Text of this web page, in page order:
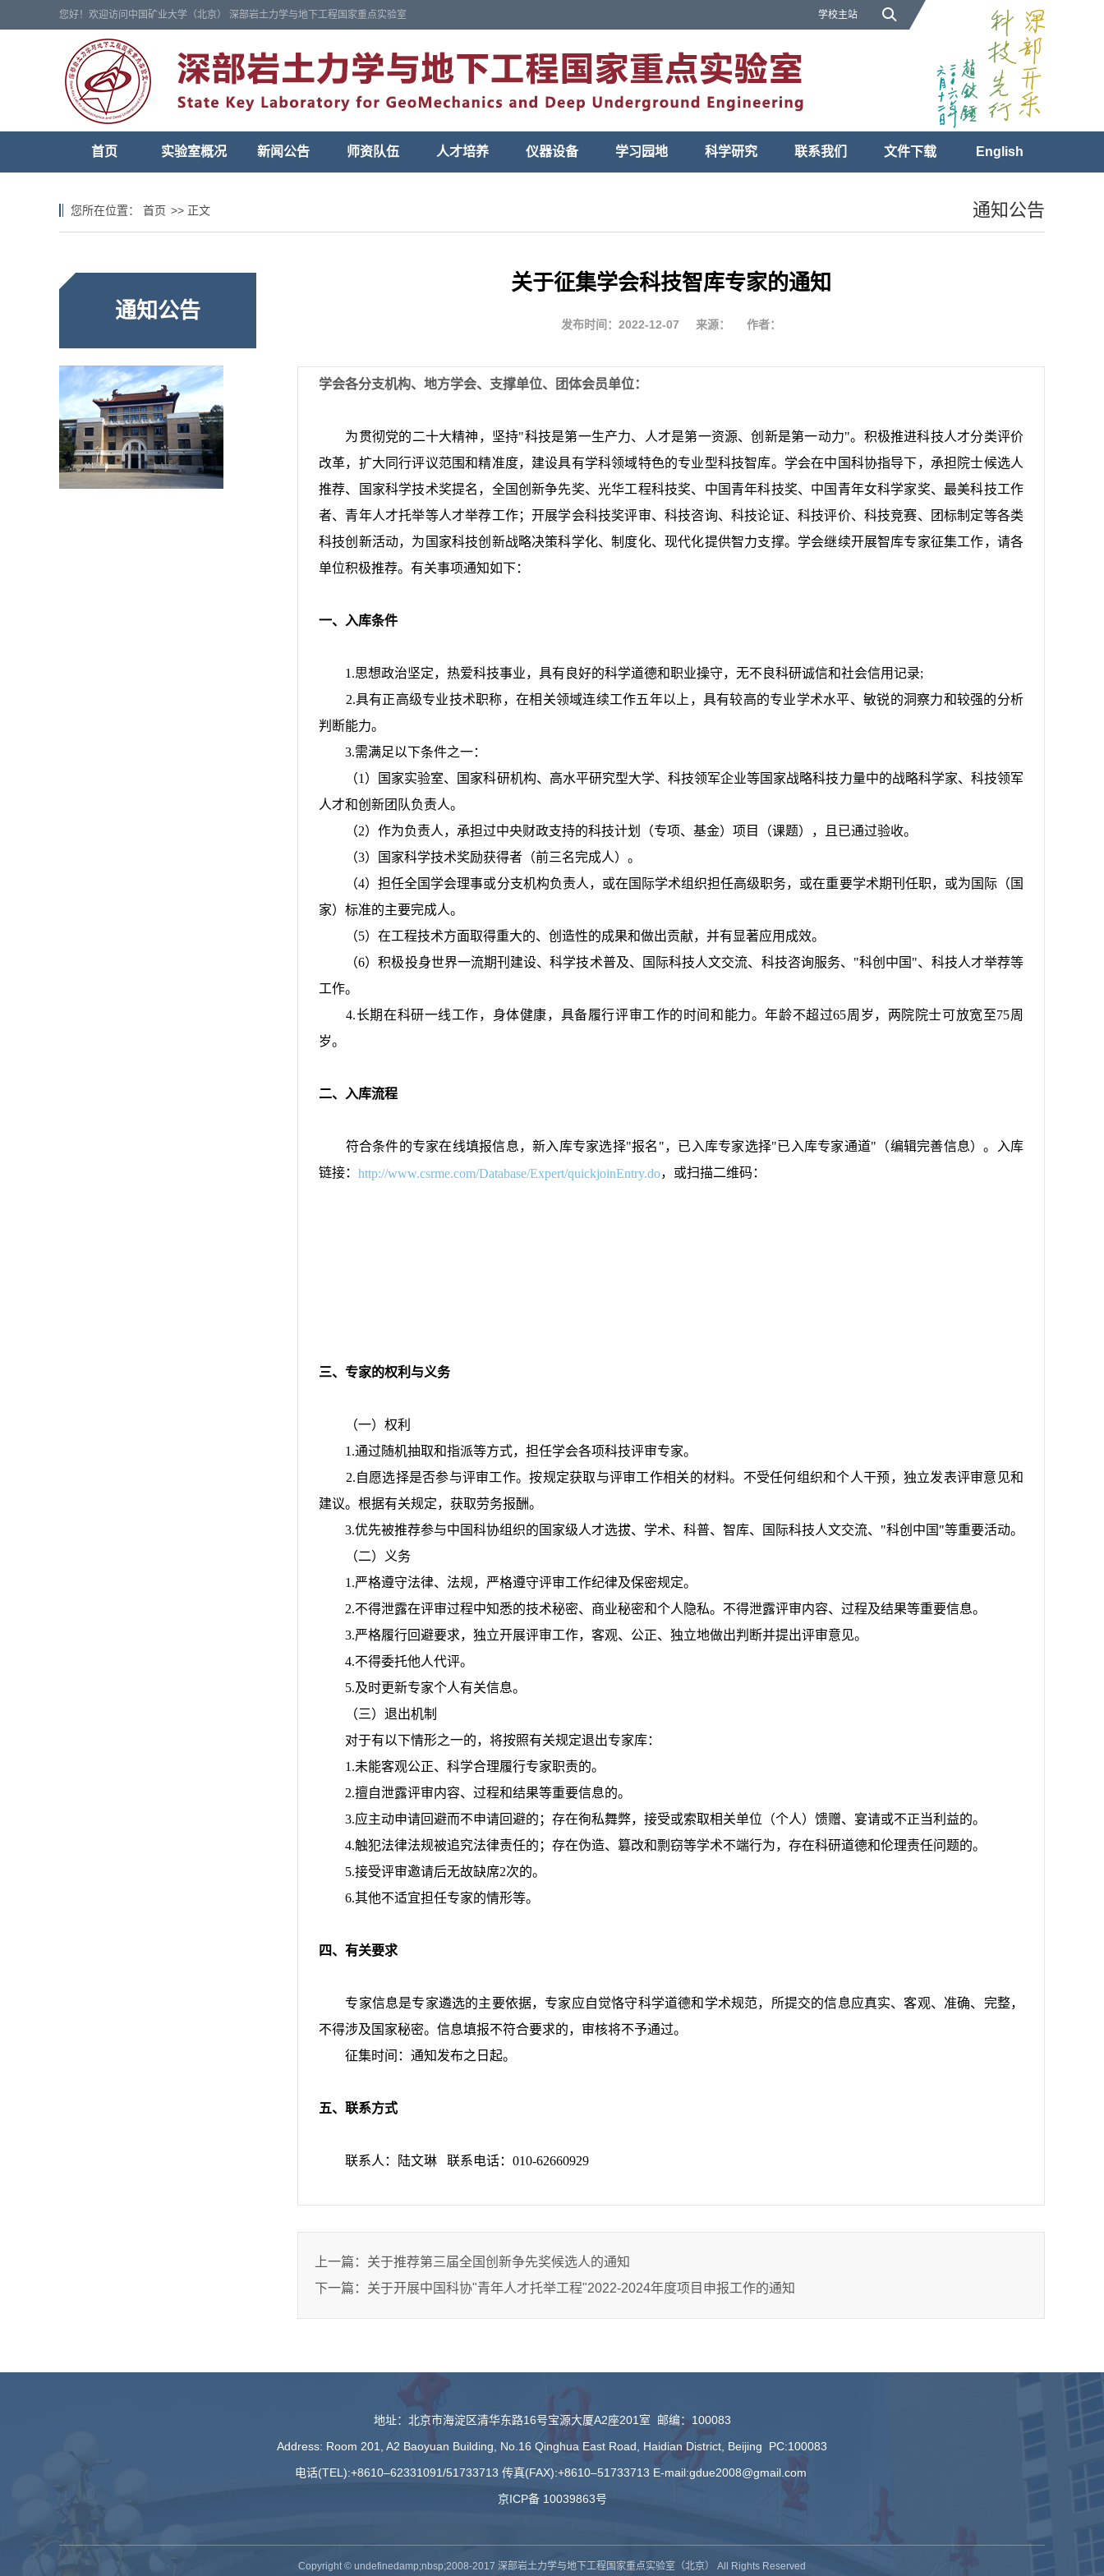
您好！欢迎访问中国矿业大学（北京） 深部岩土力学与地下工程国家重点实验室 学校主站
首页 实验室概况 新闻公告 师资队伍 人才培养 仪器设备 学习园地 科学研究 联系我们 文件下载 English
您所在位置： 首页 >> 正文 通知公告
通知公告
关于征集学会科技智库专家的通知
发布时间：2022-12-07 来源： 作者：
学会各分支机构、地方学会、支撑单位、团体会员单位：
为贯彻党的二十大精神，坚持"科技是第一生产力、人才是第一资源、创新是第一动力"。积极推进科技人才分类评价
改革，扩大同行评议范围和精准度，建设具有学科领域特色的专业型科技智库。学会在中国科协指导下，承担院士候选人
推荐、国家科学技术奖提名，全国创新争先奖、光华工程科技奖、中国青年科技奖、中国青年女科学家奖、最美科技工作
者、青年人才托举等人才举荐工作；开展学会科技奖评审、科技咨询、科技论证、科技评价、科技竞赛、团标制定等各类
科技创新活动，为国家科技创新战略决策科学化、制度化、现代化提供智力支撑。学会继续开展智库专家征集工作，请各
单位积极推荐。有关事项通知如下：
一、入库条件
1.思想政治坚定，热爱科技事业，具有良好的科学道德和职业操守，无不良科研诚信和社会信用记录;
2.具有正高级专业技术职称，在相关领域连续工作五年以上，具有较高的专业学术水平、敏锐的洞察力和较强的分析
判断能力。
3.需满足以下条件之一：
（1）国家实验室、国家科研机构、高水平研究型大学、科技领军企业等国家战略科技力量中的战略科学家、科技领军
人才和创新团队负责人。
（2）作为负责人，承担过中央财政支持的科技计划（专项、基金）项目（课题），且已通过验收。
（3）国家科学技术奖励获得者（前三名完成人）。
（4）担任全国学会理事或分支机构负责人，或在国际学术组织担任高级职务，或在重要学术期刊任职，或为国际（国
家）标准的主要完成人。
（5）在工程技术方面取得重大的、创造性的成果和做出贡献，并有显著应用成效。
（6）积极投身世界一流期刊建设、科学技术普及、国际科技人文交流、科技咨询服务、"科创中国"、科技人才举荐等
工作。
4.长期在科研一线工作，身体健康，具备履行评审工作的时间和能力。年龄不超过65周岁，两院院士可放宽至75周
岁。
二、入库流程
符合条件的专家在线填报信息，新入库专家选择"报名"，已入库专家选择"已入库专家通道"（编辑完善信息）。入库
链接： http://www.csrme.com/Database/Expert/quickjoinEntry.do，或扫描二维码：
三、专家的权利与义务
（一）权利
1.通过随机抽取和指派等方式，担任学会各项科技评审专家。
2.自愿选择是否参与评审工作。按规定获取与评审工作相关的材料。不受任何组织和个人干预，独立发表评审意见和
建议。根据有关规定，获取劳务报酬。
3.优先被推荐参与中国科协组织的国家级人才选拔、学术、科普、智库、国际科技人文交流、"科创中国"等重要活动。
（二）义务
1.严格遵守法律、法规，严格遵守评审工作纪律及保密规定。
2.不得泄露在评审过程中知悉的技术秘密、商业秘密和个人隐私。不得泄露评审内容、过程及结果等重要信息。
3.严格履行回避要求，独立开展评审工作，客观、公正、独立地做出判断并提出评审意见。
4.不得委托他人代评。
5.及时更新专家个人有关信息。
（三）退出机制
对于有以下情形之一的，将按照有关规定退出专家库：
1.未能客观公正、科学合理履行专家职责的。
2.擅自泄露评审内容、过程和结果等重要信息的。
3.应主动申请回避而不申请回避的；存在徇私舞弊，接受或索取相关单位（个人）馈赠、宴请或不正当利益的。
4.触犯法律法规被追究法律责任的；存在伪造、篡改和剽窃等学术不端行为，存在科研道德和伦理责任问题的。
5.接受评审邀请后无故缺席2次的。
6.其他不适宜担任专家的情形等。
四、有关要求
专家信息是专家遴选的主要依据，专家应自觉恪守科学道德和学术规范，所提交的信息应真实、客观、准确、完整，
不得涉及国家秘密。信息填报不符合要求的，审核将不予通过。
征集时间：通知发布之日起。
五、联系方式
联系人：陆文琳 联系电话：010-62660929
上一篇： 关于推荐第三届全国创新争先奖候选人的通知
下一篇： 关于开展中国科协"青年人才托举工程"2022-2024年度项目申报工作的通知
地址：北京市海淀区清华东路16号宝源大厦A2座201室 邮编：100083
Address: Room 201, A2 Baoyuan Building, No.16 Qinghua East Road, Haidian District, Beijing PC:100083
电话(TEL):+8610–62331091/51733713 传真(FAX):+8610–51733713 E-mail:gdue2008@gmail.com
京ICP备 10039863号
Copyright © undefinedamp;nbsp;2008-2017 深部岩土力学与地下工程国家重点实验室（北京） All Rights Reserved